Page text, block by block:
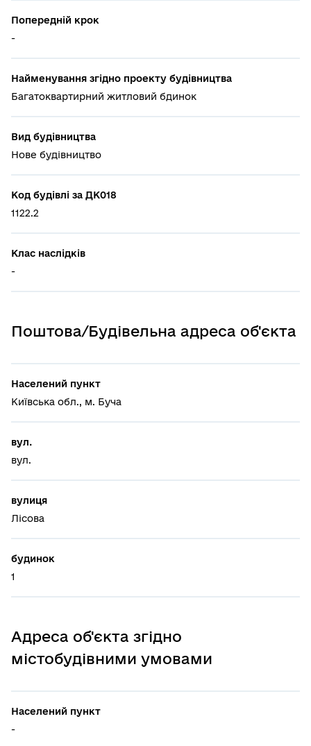
Попередній крок
-
Найменування згідно проекту будівництва
Багатоквартирний житловий бдинок
Вид будівництва
Нове будівництво
Код будівлі за ДК018
1122.2
Клас наслідків
-
Поштова/Будівельна адреса об'єкта
Населений пункт
Київська обл., м. Буча
вул.
вул.
вулиця
Лісова
будинок
1
Адреса об'єкта згідно
містобудівними умовами
Населений пункт
-